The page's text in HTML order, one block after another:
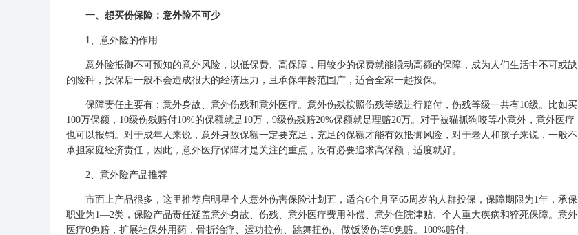
一、想买份保险：意外险不可少
1、意外险的作用
意外险抵御不可预知的意外风险，以低保费、高保障，用较少的保费就能撬动高额的保障，成为人们生活中不可或缺
的险种，投保后一般不会造成很大的经济压力，且承保年龄范围广，适合全家一起投保。
保障责任主要有：意外身故、意外伤残和意外医疗。意外伤残按照伤残等级进行赔付，伤残等级一共有10级。比如买
100万保额，10级伤残赔付10%的保额就是10万，9级伤残赔20%保额就是理赔20万。对于被猫抓狗咬等小意外，意外医疗
也可以报销。对于成年人来说，意外身故保额一定要充足，充足的保额才能有效抵御风险，对于老人和孩子来说，一般不
承担家庭经济责任，因此，意外医疗保障才是关注的重点，没有必要追求高保额，适度就好。
2、意外险产品推荐
市面上产品很多，这里推荐启明星个人意外伤害保险计划五，适合6个月至65周岁的人群投保，保障期限为1年，承保
职业为1—2类，保险产品责任涵盖意外身故、伤残、意外医疗费用补偿、意外住院津贴、个人重大疾病和猝死保障。意外
医疗0免赔，扩展社保外用药，骨折治疗、运功拉伤、跳舞扭伤、做饭烫伤等0免赔。100%赔付。